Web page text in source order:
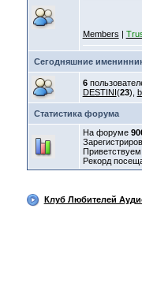
Members |
Сегодняшние
6
DESTINI(23),
Статистика форума
На форуме
Рекорд
Клуб Любителей